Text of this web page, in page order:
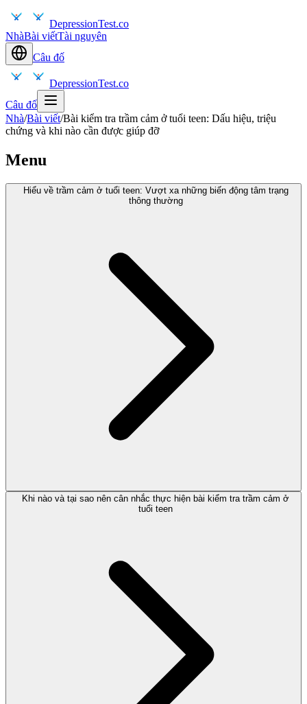
DepressionTest.co
NhàBài viếtTài nguyên
Câu đố
DepressionTest.co
Câu đố
Nhà/Bài viết/Bài kiểm tra trầm cảm ở tuổi teen: Dấu hiệu, triệu
chứng và khi nào cần được giúp đỡ
Menu
Hiểu về trầm cảm ở tuổi teen: Vượt xa những biến động tâm trạng
thông thường
Khi nào và tại sao nên cân nhắc thực hiện bài kiểm tra trầm cảm ở
tuổi teen